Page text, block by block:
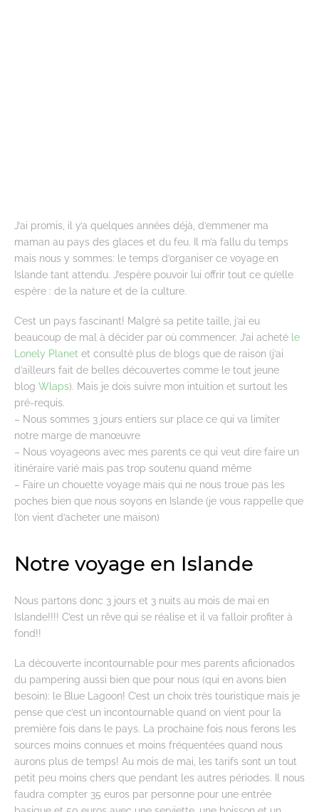
J’ai promis, il y’a quelques années déjà, d’emmener ma
maman au pays des glaces et du feu. Il m’a fallu du temps
mais nous y sommes: le temps d’organiser ce voyage en
Islande tant attendu. J’espère pouvoir lui offrir tout ce qu’elle
espère : de la nature et de la culture.
C’est un pays fascinant! Malgré sa petite taille, j’ai eu
beaucoup de mal à décider par où commencer. J’ai acheté le
Lonely Planet et consulté plus de blogs que de raison (j’ai
d’ailleurs fait de belles découvertes comme le tout jeune
blog Wlaps). Mais je dois suivre mon intuition et surtout les
pré-requis.
– Nous sommes 3 jours entiers sur place ce qui va limiter
notre marge de manœuvre
– Nous voyageons avec mes parents ce qui veut dire faire un
itinéraire varié mais pas trop soutenu quand même
– Faire un chouette voyage mais qui ne nous troue pas les
poches bien que nous soyons en Islande (je vous rappelle que
l’on vient d’acheter une maison)
Notre voyage en Islande
Nous partons donc 3 jours et 3 nuits au mois de mai en
Islande!!!! C’est un rêve qui se réalise et il va falloir profiter à
fond!!
La découverte incontournable pour mes parents aficionados
du pampering aussi bien que pour nous (qui en avons bien
besoin): le Blue Lagoon! C’est un choix très touristique mais je
pense que c’est un incontournable quand on vient pour la
première fois dans le pays. La prochaine fois nous ferons les
sources moins connues et moins fréquentées quand nous
aurons plus de temps! Au mois de mai, les tarifs sont un tout
petit peu moins chers que pendant les autres périodes. Il nous
faudra compter 35 euros par personne pour une entrée